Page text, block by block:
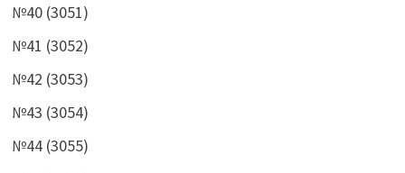
№40 (3051)
№41 (3052)
№42 (3053)
№43 (3054)
№44 (3055)